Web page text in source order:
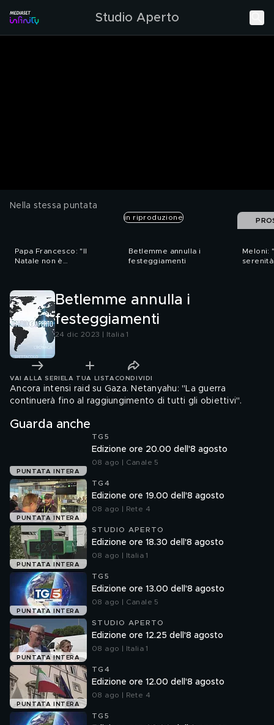
Studio Aperto
Nella stessa puntata
Papa Francesco: "Il
Natale non è
in riproduzione
Betlemme annulla i
festeggiamenti
Meloni:
Betlemme annulla i
festeggiamenti
24 dic 2023 | Italia 1
VAI ALLA SERIE LA TUA LISTA CONDIVIDI
Ancora intensi raid su Gaza. Netanyahu: "La guerra
continuerà fino al raggiungimento di tutti gli obiettivi".
Guarda anche
PUNTATA INTERA
TG5
Edizione ore 20.00 dell'8 agosto
08 ago | Canale 5
PUNTATA INTERA
TG4
Edizione ore 19.00 dell'8 agosto
08 ago | Rete 4
PUNTATA INTERA
STUDIO APERTO
Edizione ore 18.30 dell'8 agosto
08 ago | Italia 1
PUNTATA INTERA
TG5
Edizione ore 13.00 dell'8 agosto
08 ago | Canale 5
PUNTATA INTERA
STUDIO APERTO
Edizione ore 12.25 dell'8 agosto
08 ago | Italia 1
PUNTATA INTERA
TG4
Edizione ore 12.00 dell'8 agosto
08 ago | Rete 4
TG5